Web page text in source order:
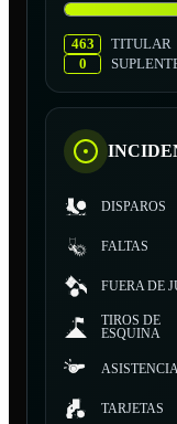
463
TITULAR
0
DISPAROS
FALTAS
FUERA DE
TIROS DE
ESQUINA
TARJETAS